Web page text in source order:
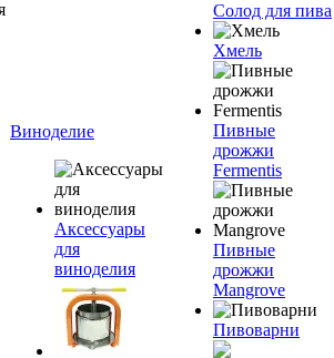
Виноделие
Аксессуары
для
виноделия
Солод для пива
Хмель
Пивные
дрожжи
Fermentis
Пивные
дрожжи
Mangrove
Пивоварни